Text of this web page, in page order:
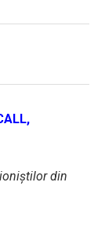
,
din